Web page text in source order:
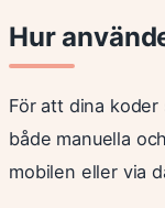
Hur
För att dina
både manuella
mobilen eller via